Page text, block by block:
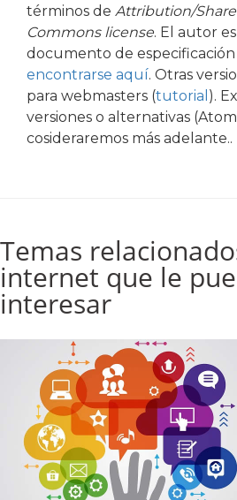
términos de Attribution/
Commons license. El autor
documento de especificación
encontrarse aquí. Otras
para webmasters (tutorial ).
versiones o alternativas
cosideraremos más adelante..
Temas
internet que le
interesar